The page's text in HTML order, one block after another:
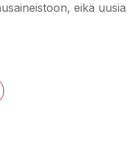
eikä uusia